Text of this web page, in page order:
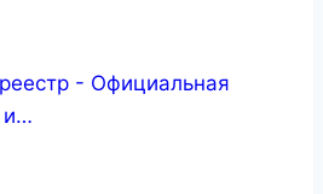
- Официальная
и…